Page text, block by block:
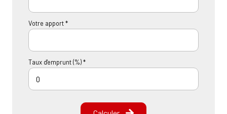
Votre apport *
Taux d'emprunt (%) *